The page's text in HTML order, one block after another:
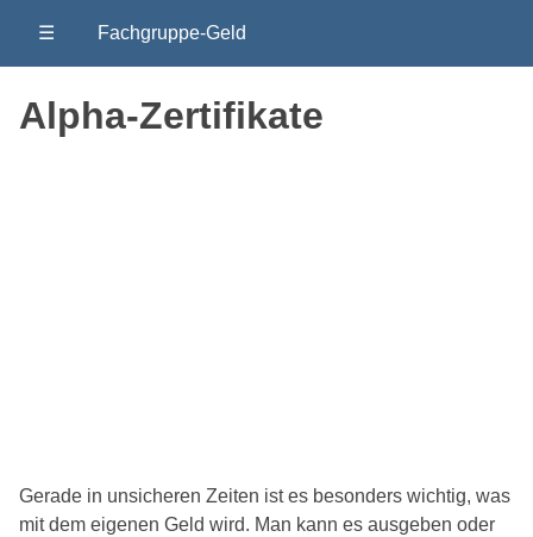
☰ Fachgruppe-Geld
Alpha-Zertifikate
Gerade in unsicheren Zeiten ist es besonders wichtig, was
mit dem eigenen Geld wird. Man kann es ausgeben oder